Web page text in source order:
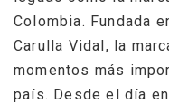
Colombia. Fundada
Carulla Vidal, la
momentos más
país. Desde el día